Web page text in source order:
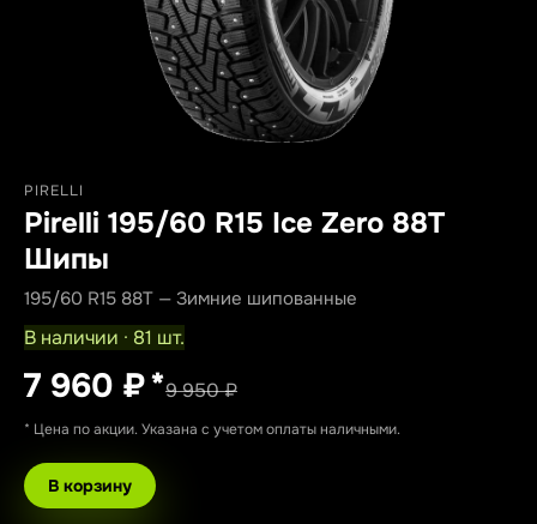
PIRELLI
Pirelli 195/60 R15 Ice Zero 88T
Шипы
195/60 R15 88T — Зимние шипованные
В наличии · 81 шт.
7 960 ₽*9 950 ₽
* Цена по акции. Указана с учетом оплаты наличными.
В корзину